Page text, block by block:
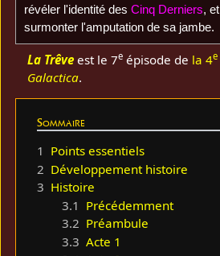
révéler l'identité des Cinq Derniers, et
surmonter l'amputation de sa jambe.
La Trêve est le 7e épisode de la 4e
Galactica.
Sommaire
1 Points essentiels
2 Développement histoire
3 Histoire
3.1 Précédemment
3.2 Préambule
3.3 Acte 1